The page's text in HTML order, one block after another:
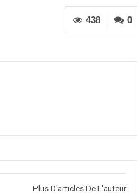
0
438
Plus D'articles De L'auteur